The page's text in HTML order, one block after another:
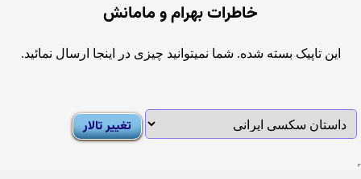
خاطرات بهرام و مامانش
این تاپیک بسته شده. شما نمیتوانید چیزی در اینجا ارسال نمائید.